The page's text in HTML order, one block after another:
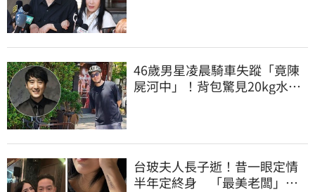
46歲男星凌晨騎車失蹤「竟陳
屍河中」！背包驚見20kg水泥
台玻夫人長子逝！昔一眼定情
半年定終身 「最美老闆」手